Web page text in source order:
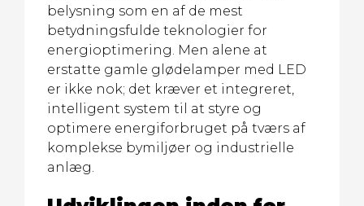
belysning som en af de mest
betydningsfulde teknologier for
energioptimering. Men alene at
erstatte gamle glødelamper med LED
er ikke nok; det kræver et integreret,
intelligent system til at styre og
optimere energiforbruget på tværs af
komplekse bymiljøer og industrielle
anlæg.